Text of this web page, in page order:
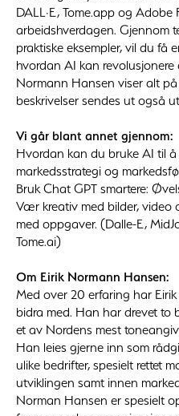
DALL·E, Tome.app og Adobe
arbeidshverdagen. Gjennom
praktiske eksempler, vil du få
hvordan AI kan
Normann Hansen viser alt
beskrivelser sendes ut også
Vi går blant annet gjennom:
Hvordan kan du bruke AI til å
markedsstrategi og
Bruk Chat GPT smartere:
Vær kreativ med bilder, video
med oppgaver. (Dalle-E,
Tome.ai)
Om Eirik Normann Hansen:
Med over 20 erfaring har
bidra med. Han har drevet
et av Nordens mest
Han leies gjerne inn som
ulike bedrifter, spesielt rettet
utviklingen samt innen
Norman Hansen er spesielt